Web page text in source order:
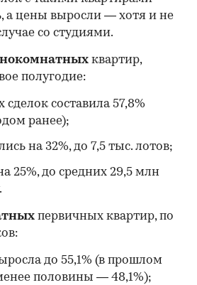
а цены выросли — хотя и не
со студиями.
квартир,
полугодие:
составила 57,8%
ранее);
на 32%, до 7,5 тыс. лотов;
25%, до средних 29,5 млн
первичных квартир, по
до 55,1% (в прошлом
половины — 48,1%);